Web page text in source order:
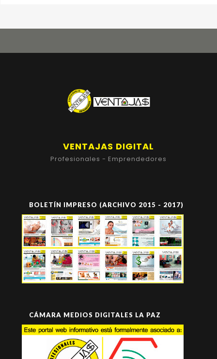
VENTAJAS DIGITAL
Profesionales - Emprendedores
BOLETÍN IMPRESO (ARCHIVO 2015 - 2017)
CÁMARA MEDIOS DIGITALES LA PAZ